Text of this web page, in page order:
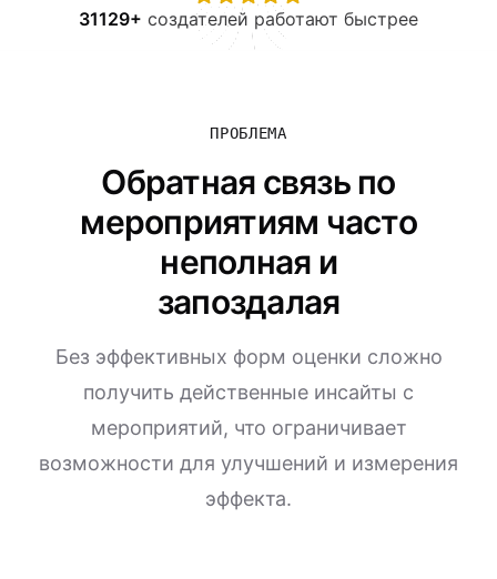
31129+ создателей работают быстрее
ПРОБЛЕМА
Обратная связь по
мероприятиям часто
неполная и
запоздалая
Без эффективных форм оценки сложно
получить действенные инсайты с
мероприятий, что ограничивает
возможности для улучшений и измерения
эффекта.